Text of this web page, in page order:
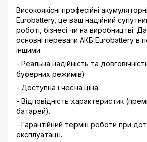
Високоякісні професійні
Eurobattery, це ваш надійний
роботі, бізнесі чи на виробництві.
основні переваги АКБ Eurobattery в
іншими:
- Реальна надійність та
буферних режимів)
- Доступна і чесна ціна.
- Відповідність характеристик
батарей).
- Гарантійний термін роботи при
експлуатації.